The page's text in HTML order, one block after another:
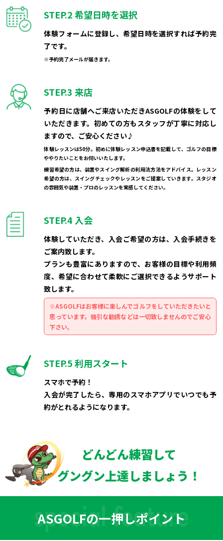
STEP.2希望日時を選択
体験フォームに登録し、希望日時を選択すれば予約完
了です。
※予約完了メールが届きます。
STEP.3 来店
予約日に店舗へご来店いただきASGOLFの体験をして
いただきます。初めての方もスタッフが丁寧に対応し
ますので、ご安心ください♪
体験レッスンは50分。初めに体験レッスン申込書を記載して、ゴルフの目標
ややりたいことをお伺いいたします。
練習希望の方は、装置やスイング解析の利用法方法をアドバイス。レッスン
希望の方は、スイングチェックやレッスンをご提案していきます。スタジオ
の雰囲気や装置・プロのレッスンを実感してください。
STEP.4 入会
体験していただき、入会ご希望の方は、入会手続きを
ご案内致します。
プランも豊富にありますので、お客様の目標や利用頻
度、希望に合わせて柔軟にご選択できるようサポート
致します。
※ASGOLFはお客様に楽しんでゴルフをしていただきたいと
思っています。強引な勧誘などは一切致しませんのでご安心
下さい。
STEP.5利用スタート
スマホで予約！
入会が完了したら、専用のスマホアプリでいつでも予
約がとれるようになります。
どんどん練習して
グングン上達しましょう！
ASGOLFの一押しポイント